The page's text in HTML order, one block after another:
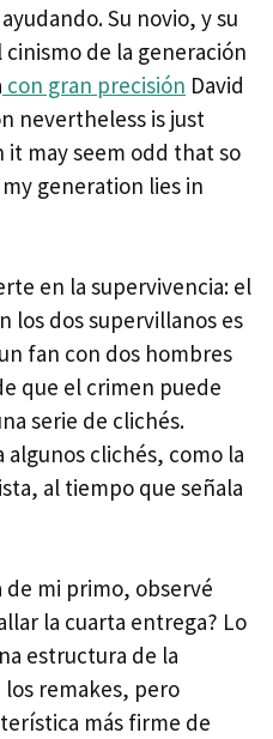
Su novio, y su
de la generación
con gran precisión David
nevertheless is just
may seem odd that so
generation lies in
en la supervivencia: el
los dos supervillanos es
fan con dos hombres
que el crimen puede
serie de clichés.
clichés, como la
al tiempo que señala
de mi primo, observé
la cuarta entrega? Lo
estructura de la
los remakes, pero
más firme de